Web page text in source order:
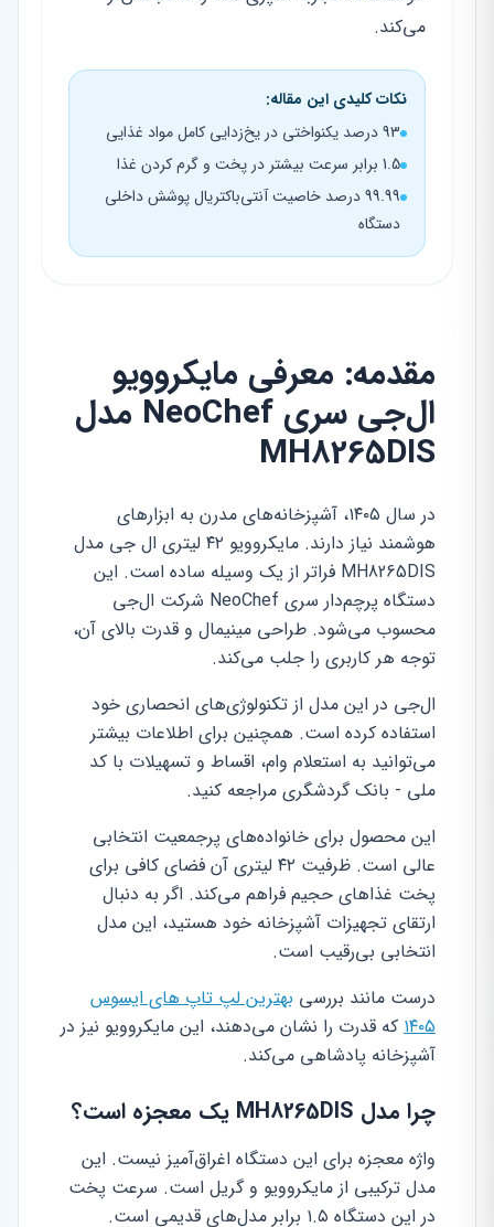
می‌کند.
نکات کلیدی این مقاله:
93 درصد یکنواختی در یخ‌زدایی کامل مواد غذایی
1.5 برابر سرعت بیشتر در پخت و گرم کردن غذا
99.99 درصد خاصیت آنتی‌باکتریال پوشش داخلی
دستگاه
مقدمه: معرفی مایکروویو
ال‌جی سری NeoChef مدل
MH8265DIS
در سال ۱۴۰۵، آشپزخانه‌های مدرن به ابزارهای
هوشمند نیاز دارند. مایکروویو ۴۲ لیتری ال جی مدل
MH8265DIS فراتر از یک وسیله ساده است. این
دستگاه پرچم‌دار سری NeoChef شرکت ال‌جی
محسوب می‌شود. طراحی مینیمال و قدرت بالای آن،
توجه هر کاربری را جلب می‌کند.
ال‌جی در این مدل از تکنولوژی‌های انحصاری خود
استفاده کرده است. همچنین برای اطلاعات بیشتر
می‌توانید به استعلام وام، اقساط و تسهیلات با کد
ملی - بانک گردشگری مراجعه کنید.
این محصول برای خانواده‌های پرجمعیت انتخابی
عالی است. ظرفیت ۴۲ لیتری آن فضای کافی برای
پخت غذاهای حجیم فراهم می‌کند. اگر به دنبال
ارتقای تجهیزات آشپزخانه خود هستید، این مدل
انتخابی بی‌رقیب است.
درست مانند بررسی بهترین لپ تاپ های ایسوس
۱۴۰۵ که قدرت را نشان می‌دهند، این مایکروویو نیز در
آشپزخانه پادشاهی می‌کند.
چرا مدل MH8265DIS یک معجزه است؟
واژه معجزه برای این دستگاه اغراق‌آمیز نیست. این
مدل ترکیبی از مایکروویو و گریل است. سرعت پخت
در این دستگاه ۱.۵ برابر مدل‌های قدیمی است.